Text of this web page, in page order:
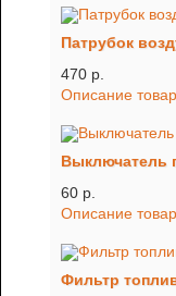
Патрубок
470 p.
Описание
Выключатель
60 p.
Описание
Фильтр